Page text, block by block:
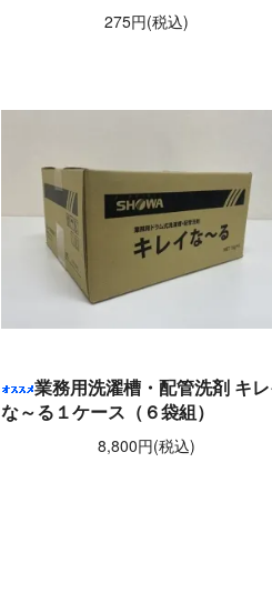
275円(税込)
業務用洗濯槽・配管洗剤 キ
な～る１ケース（６袋組）
8,800円(税込)